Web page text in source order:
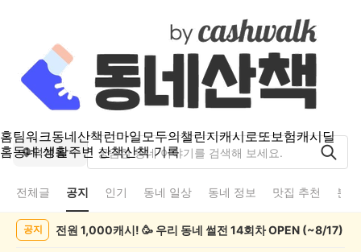
홈팀워크동네산책런마일모두의챌린지캐시로또보험캐시딜
홈동네 생활주변 산책산책 기록
덕계동
전체글 공지 인기 동네 일상 동네 정보 맛집 추천 분
공지 전원 1,000캐시! 🥳 우리 동네 썰전 14회차 OPEN (~8/17)